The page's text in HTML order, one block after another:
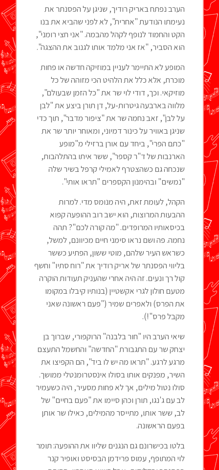
הערב נפתח באריק רודיך, שניגן על הפסנתר את
נעימתו הנודעת "אחרית", לא לפני שהביא את בנו
הקט והחמוד לנופף לקהל מהבמה. "אני חצי רומני",
הוא הסביר, "אז אני מלמד אותו לגנוב את ההצגה".
המופע לא התיימר לעניין במוזיקה חדשה או פחות
מוכרת, אלא כלל את הלהיט הכי מזוהה של כל
מוזיקאי. וכך, דודי לוי שר את "כל הזמן שבעולם",
מלווה בארבעה גיטרות-על, דן תורן ביצע את "לבן
על לבן", זאב נחמה שר את "ציפור מדבר", תוך כדי
שניגן באוויר על כינור דמיוני, ומאוחר יותר שר את
"כתם הפרי", ביחד עם אורן ברזילי מ"מופע
הארנבות של ד"ר קספר", ששר איתו בהתלהבות,
שנכחה גם כשהצטרף לאמילי קרפל בשיר שלה
"נמשים" ובהימנון הקספרים "תראו אותי".
הקהל, לעומת זאת, היה מנומס מדי. למרות
ההבעות המרוצות, הוא ישב רוב ההופעה קפוא
בכיסאותיו המרופדים. "מה קורה לכם"? תהה
נחמה. פה ושם נראו סימני חיים מכיוונם, למשל,
כשראש העיר שלהם, מוטי ששון, הפתיע כששר
בליווי הפסנתר של אריק רודיך את "רוח סתיו" וחשף
קול רך ונעים. זה היה אחרי שהעניק תעודות הוקרה
מטעם חולון לגרי אקשטיין (בנותיו קיבלו במקומו
את הפרס) ולאפרים שמיר ("פעם ראשונה שאני
מקבל פרס"!).
שיאי הערב היו "חור בלבנה" הרוקפורי, שברוך בן
יצחק שר עם התגבורת "החדשה" והחשמל התעצם
מרגע לרגע. "תראו מה יש לו ביד", הם הקפיצו את
השיר, מפנקים אותו בסולו אינסטרומנטלי ממושך.
סולו נטול מילים, אך לא פחות מסעיר, היה כשעמיר
לב עם ג'נגו, תורן וכהן סיימו את "פעם בחיים" של
לב, ששר אותו, מתייסר מהמילים, כאילו שר אותן
בפעם הראשונה.
בלטו בכישרונם גם הנגנים שליוו את ההופעה: תומר
לוי המתופף, עמוס פרידמן הבסיסט ואופיר קנר